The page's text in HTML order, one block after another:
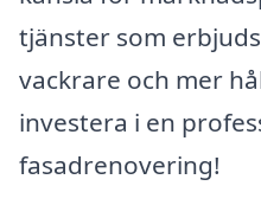
tjänster som
vackrare och mer
investera i en
fasadrenovering!